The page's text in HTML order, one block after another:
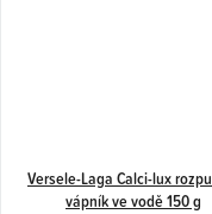
Versele-Laga Calci-lux
vápník ve vodě 150 g